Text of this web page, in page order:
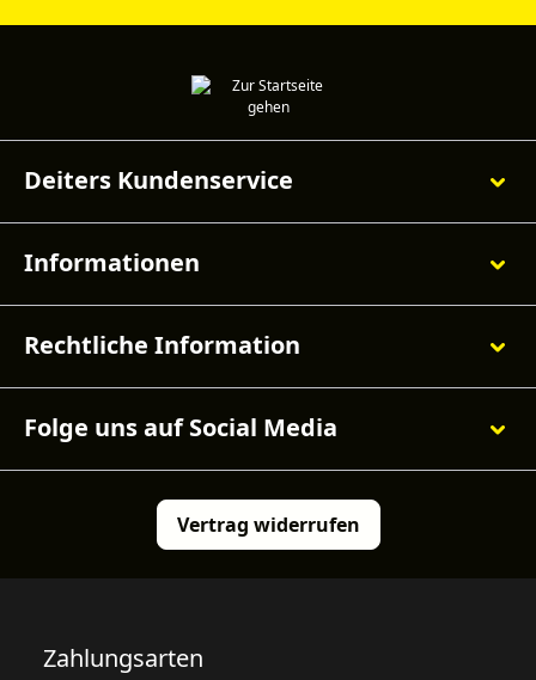
Deiters Kundenservice
Informationen
Rechtliche Information
Folge uns auf Social Media
Vertrag widerrufen
Zahlungsarten